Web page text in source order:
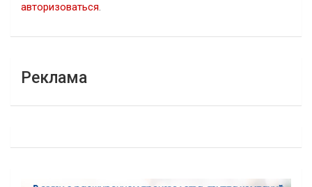
авторизоваться.
Реклама